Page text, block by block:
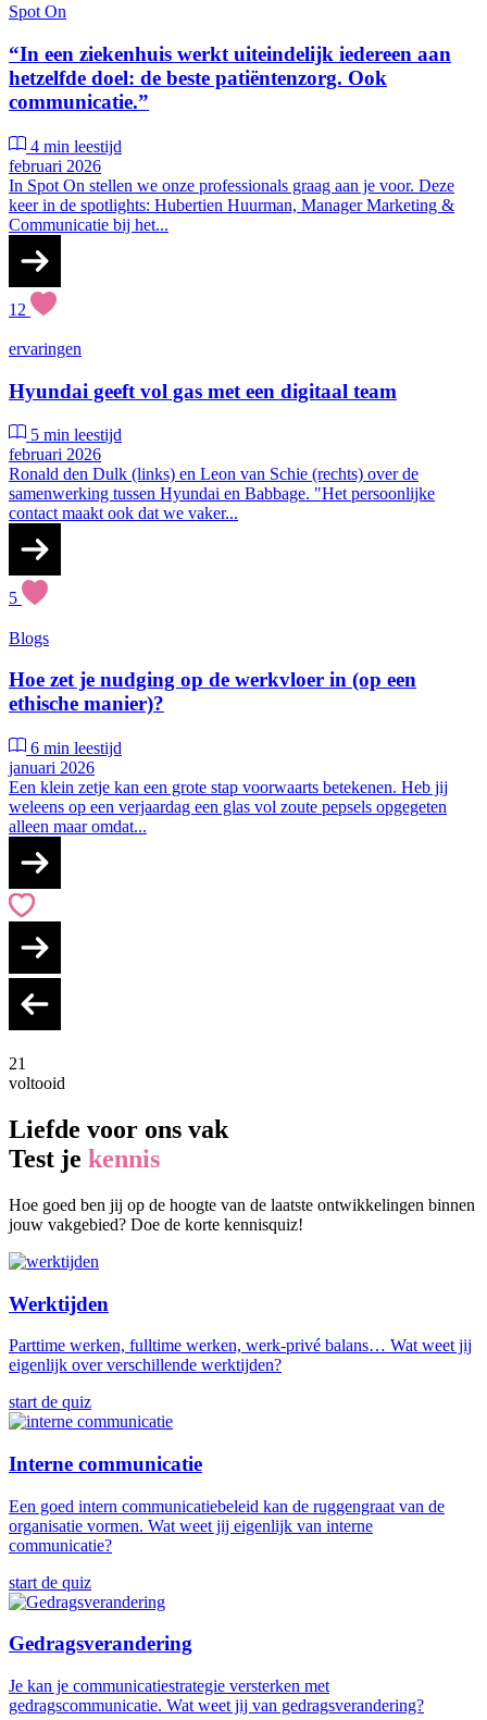
Spot On
“In een ziekenhuis werkt uiteindelijk iedereen aan
hetzelfde doel: de beste patiëntenzorg. Ook
communicatie.”
4 min leestijd
februari 2026
In Spot On stellen we onze professionals graag aan je voor. Deze
keer in de spotlights: Hubertien Huurman, Manager Marketing &
Communicatie bij het...
12
ervaringen
Hyundai geeft vol gas met een digitaal team
5 min leestijd
februari 2026
Ronald den Dulk (links) en Leon van Schie (rechts) over de
samenwerking tussen Hyundai en Babbage. "Het persoonlijke
contact maakt ook dat we vaker...
5
Blogs
Hoe zet je nudging op de werkvloer in (op een
ethische manier)?
6 min leestijd
januari 2026
Een klein zetje kan een grote stap voorwaarts betekenen. Heb jij
weleens op een verjaardag een glas vol zoute pepsels opgegeten
alleen maar omdat...
21
voltooid
Liefde voor ons vak
Test je kennis
Hoe goed ben jij op de hoogte van de laatste ontwikkelingen binnen
jouw vakgebied? Doe de korte kennisquiz!
Werktijden
Parttime werken, fulltime werken, werk-privé balans… Wat weet jij
eigenlijk over verschillende werktijden?
start de quiz
Interne communicatie
Een goed intern communicatiebeleid kan de ruggengraat van de
organisatie vormen. Wat weet jij eigenlijk van interne
communicatie?
start de quiz
Gedragsverandering
Je kan je communicatiestrategie versterken met
gedragscommunicatie. Wat weet jij van gedragsverandering?